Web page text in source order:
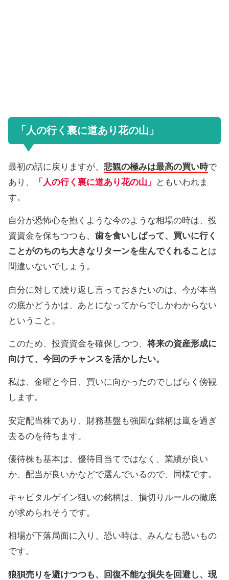
「人の行く裏に道あり花の山」
最初の話に戻りますが、 悲観の極みは最高の買い時で
あり、
「人の行く裏に道あり花の山」
ともいわれま
す。
自分が恐怖心を抱くような今のような相場の時は、投
資資金を保ちつつも、 歯を食いしばって、買いに行く
ことがのちのち大きなリターンを生んでくれること は
間違いないでしょう。
自分に対して繰り返し言っておきたいのは、今が本当
の底かどうかは、あとになってからでしかわからない
ということ。
このため、投資資金を確保しつつ、将来の資産形成に
向けて、今回のチャンスを活かしたい。
私は、金曜と今日、買いに向かったのでしばらく傍観
します。
安定配当株であり、財務基盤も強固な銘柄は嵐を過ぎ
去るのを待ちます。
優待株も基本は、優待目当てではなく、業績が良い
か、配当が良いかなどで選んでいるので、同様です。
キャピタルゲイン狙いの銘柄は、損切りルールの徹底
が求められそうです。
相場が下落局面に入り、恐い時は、みんなも恐いもの
です。
狼狽売りを避けつつも、回復不能な損失を回避し、現